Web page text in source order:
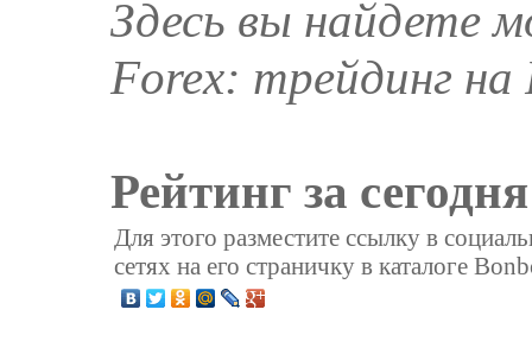
Здесь вы найдете
Forex: трейдинг на
Рейтинг за
Для этого разместите ссылку в
сетях на его страничку в каталоге